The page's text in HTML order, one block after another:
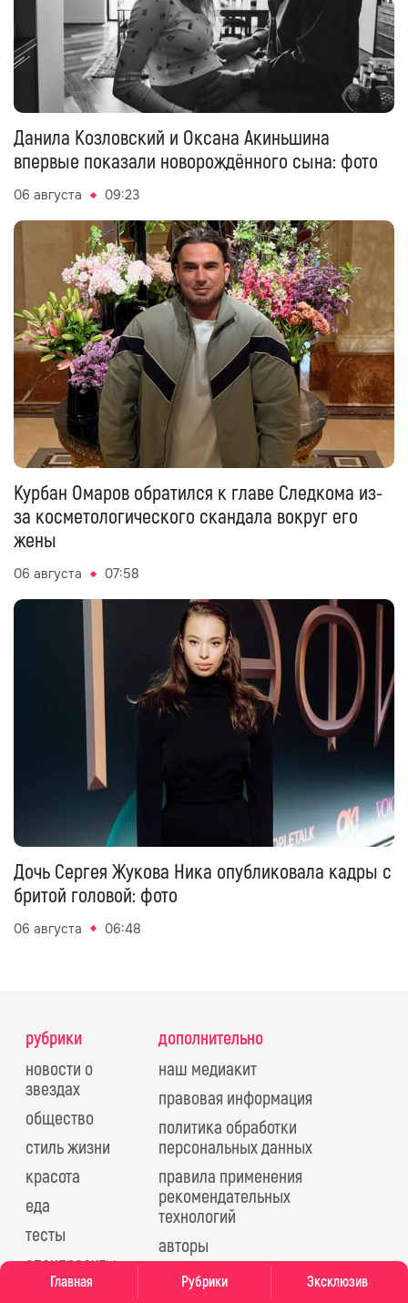
Главная Рубрики Эксклюзив
Данила Козловский и Оксана Акиньшина
впервые показали новорождённого сына: фото
06 августа 09:23
Курбан Омаров обратился к главе Следкома из-
за косметологического скандала вокруг его
жены
06 августа 07:58
Дочь Сергея Жукова Ника опубликовала кадры с
бритой головой: фото
06 августа 06:48
рубрики
новости о
звездах
общество
стиль жизни
красота
еда
тесты
спецпроекты
дополнительно
наш медиакит
правовая информация
политика обработки
персональных данных
правила применения
рекомендательных
технологий
авторы
партнерам